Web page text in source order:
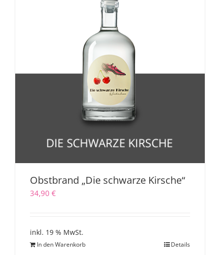
Obstbrand „Die schwarze Kirsche“
34,90 €
inkl. 19 % MwSt.
In den Warenkorb Details